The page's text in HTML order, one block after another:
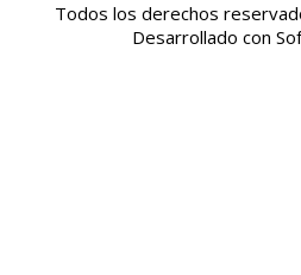
Todos los derechos
Desarrollado con